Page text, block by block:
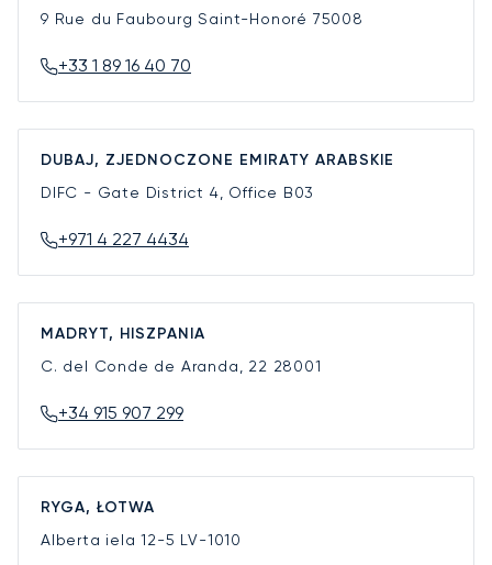
9 Rue du Faubourg Saint-Honoré 75008
+33 1 89 16 40 70
DUBAJ, ZJEDNOCZONE EMIRATY ARABSKIE
DIFC - Gate District 4, Office B03
+971 4 227 4434
MADRYT, HISZPANIA
C. del Conde de Aranda, 22 28001
+34 915 907 299
RYGA, ŁOTWA
Alberta iela 12-5 LV-1010